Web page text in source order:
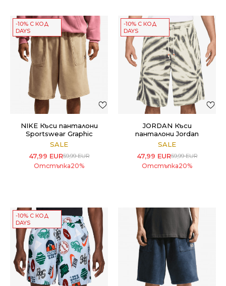
-10% С КОД
DAYS
NIKE Къси панталони
Sportswear Graphic
SALE
47,99 EUR59,99EUR
Отстъпка20%
-10% С КОД
DAYS
JORDAN Къси
панталони Jordan
Brooklyn
SALE
47,99 EUR59,99EUR
Отстъпка20%
-10% С КОД
DAYS